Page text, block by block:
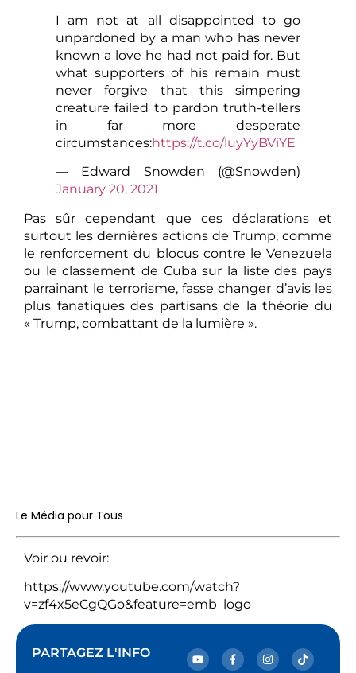
I am not at all disappointed to go
unpardoned by a man who has never
known a love he had not paid for. But
what supporters of his remain must
never forgive that this simpering
creature failed to pardon truth-tellers
in far more desperate
circumstances:https://t.co/luyYyBViYE
— Edward Snowden (@Snowden)
January 20, 2021
Pas sûr cependant que ces déclarations et
surtout les dernières actions de Trump, comme
le renforcement du blocus contre le Venezuela
ou le classement de Cuba sur la liste des pays
parrainant le terrorisme, fasse changer d’avis les
plus fanatiques des partisans de la théorie du
« Trump, combattant de la lumière ».
Le Média pour Tous
Voir ou revoir:
https://www.youtube.com/watch?
v=zf4x5eCgQGo&feature=emb_logo
PARTAGEZ L'INFO